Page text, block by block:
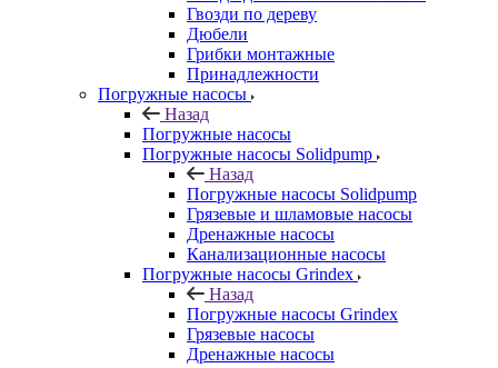
Гвозди по дереву
Дюбели
Грибки монтажные
Принадлежности
Погружные насосы
Назад
Погружные насосы
Погружные насосы Solidpump
Назад
Погружные насосы Solidpump
Грязевые и шламовые насосы
Дренажные насосы
Канализационные насосы
Погружные насосы Grindex
Назад
Погружные насосы Grindex
Грязевые насосы
Дренажные насосы